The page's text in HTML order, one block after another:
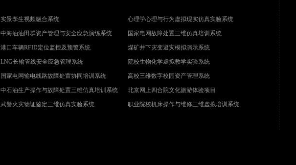
实景孪生视频融合系统
中海油油田群资产管理与安全应急演练系统
港口车辆RFID定位监控及预警系统
LNG长输管线安全应急管理系统
国家电网输电线路故障处置协同培训系统
中石油生产操作与故障处置三维仿真培训系统
武警火灾物证鉴定三维仿真实验系统
心理学心理与行为虚拟现实仿真实验系统
国家电网故障处置三维仿真培训系统
煤矿井下灾变避灾模拟演示系统
院校生物化学虚拟教学实验系统
高校三维数字校园资产管理系统
北京网上四合院文化旅游体验项目
职业院校机床操作与维修三维虚拟培训系统